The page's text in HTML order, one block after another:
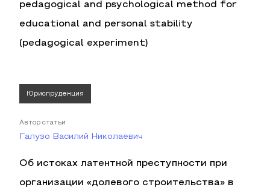
pedagogical and psychological method for
educational and personal stability
(pedagogical experiment)
Юриспруденция
Автор статьи
Галузо Василий Николаевич
Об истоках латентной преступности при
организации «долевого строительства» в